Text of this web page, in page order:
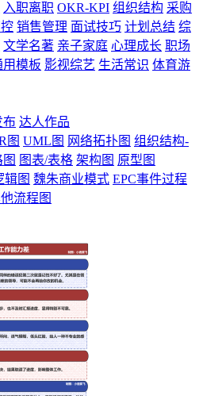
入职离职 OKR-KPI 组织结构 采购
销售管理 面试技巧 计划总结 综
文学名著 亲子家庭 心理成长 职场
用模板 影视综艺 生活常识 体育游
布 达人作品
图 UML图 网络拓扑图 组织结构-
图表/表格 架构图 原型图
辑图 魏朱商业模式 EPC事件过程
流程图